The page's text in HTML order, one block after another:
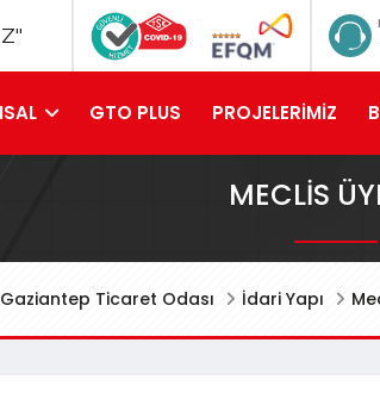
GTO PLUS PROJELERİMİZ
MECLIS
Gaziantep Ticaret Odası İdari Yapı